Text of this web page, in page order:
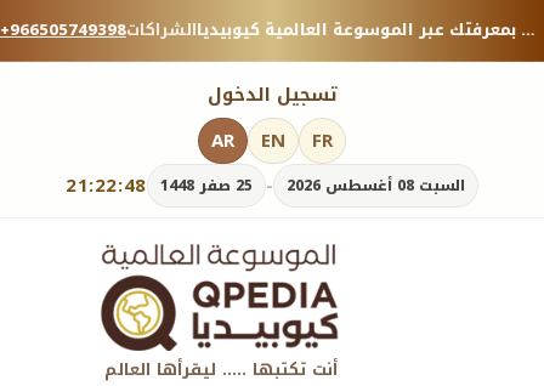
+966505749398الشراكات منصة معرفية موثوقة — شارك بمعرفتك عبر الموسوعة العالمية كيوبيديا.
تسجيل الدخول
21:22:49 السبت 08 أغسطس 2026 - 25 صفر 1448
AR EN FR
أنت تكتبها ..... ليقرأها العالم